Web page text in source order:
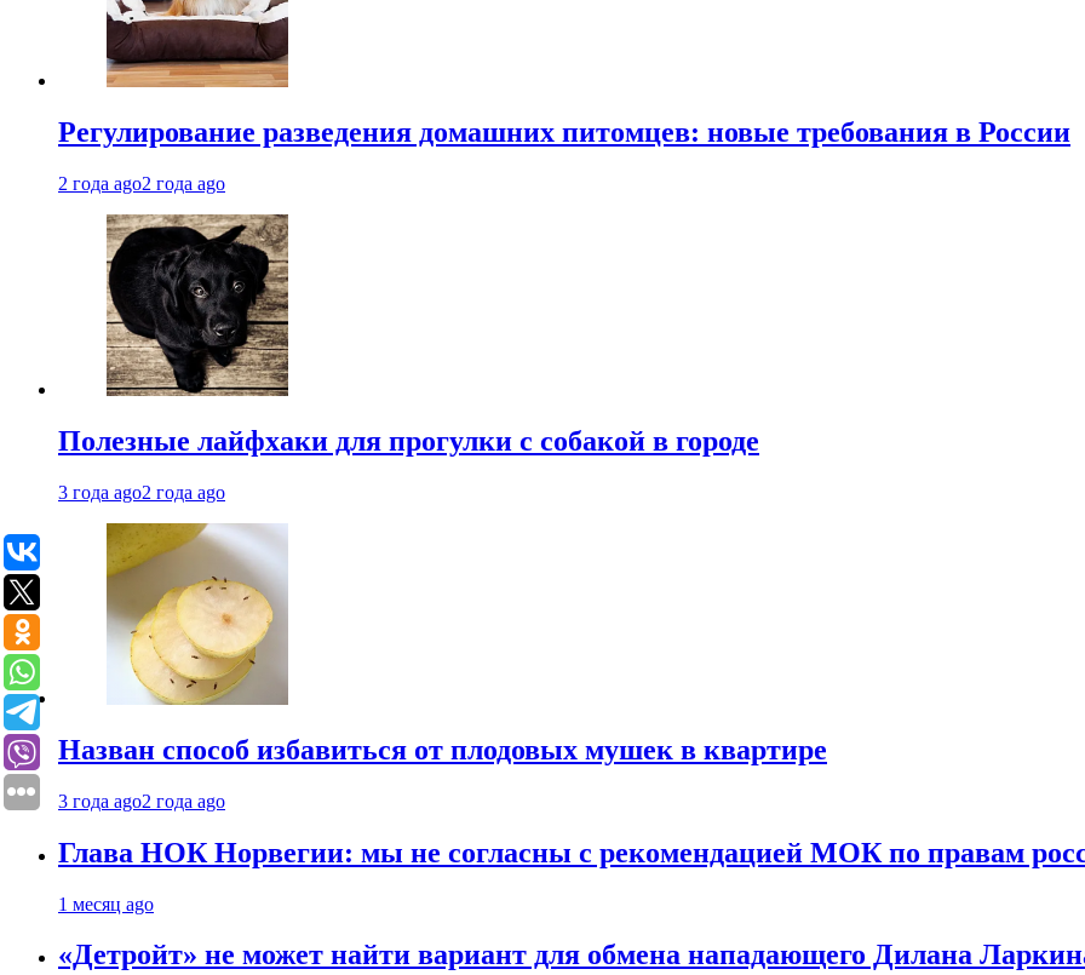
Регулирование разведения домашних питомцев: новые требования в России
2 года ago2 года ago
Полезные лайфхаки для прогулки с собакой в городе
3 года ago2 года ago
Назван способ избавиться от плодовых мушек в квартире
3 года ago2 года ago
Глава НОК Норвегии: мы не согласны с рекомендацией МОК по правам
1 месяц ago
«Детройт» не может найти вариант для обмена нападающего Дилана